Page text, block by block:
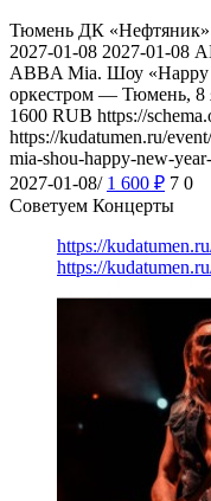
Тюмень ДК «Нефтяник»
2027-01-08 2027-01-08
ABBA Mia. Шоу «Happy
оркестром — Тюмень, 8
1600 RUB https://
https://kudatumen.ru/
mia-shou-happy-new-
2027-01-08/ 1 600 ₽ 7 0
Советуем Концерты
https://
https://